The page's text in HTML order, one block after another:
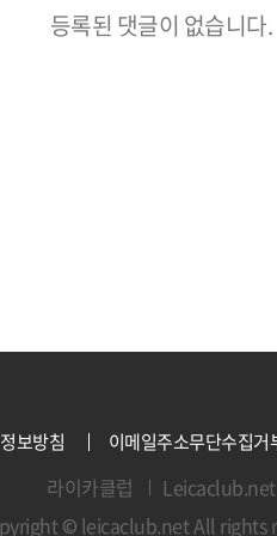
등록된 댓글이 없습니다.
보방침 이메일주소무단수집거
라이카클럽
Leicaclub.net
© leicaclub.net All rights